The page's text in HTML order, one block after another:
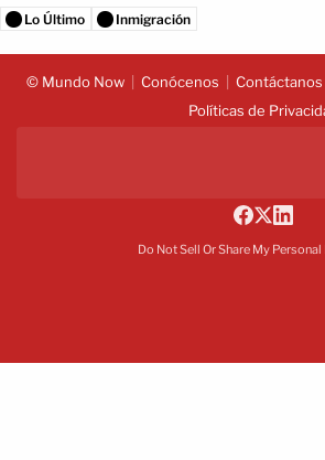
Lo Último Inmigración
© Mundo Now Conócenos Contáctanos
Políticas de
Do Not Sell Or Share My